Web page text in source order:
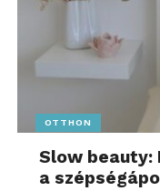
OTTHON
Slow beauty:
a